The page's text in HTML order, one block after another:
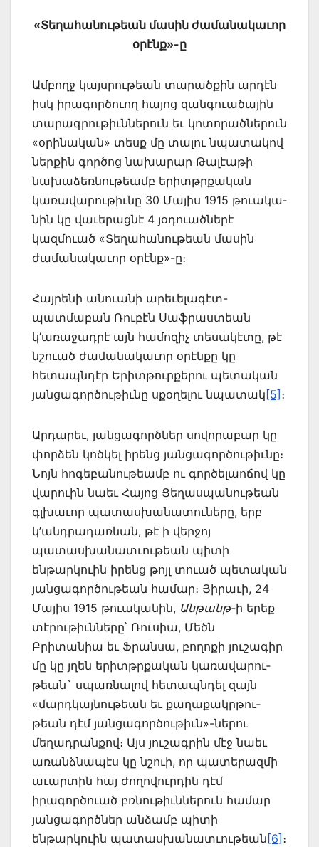
«Տեղահանութեան մասին ժամանակա­ւոր
օրէնք»-ը
Ամբողջ կայսրութեան տա­րածքին արդէն
իսկ իրագործուող հայոց զանգուածային
տարագրութիւններուն եւ կո­տորածներուն
«օրի­նա­կան» տեսք մը տալու նպատակով
ներքին գործոց նախարար Թա­լէաթի
նախաձեռ­նու­թեամբ երիտթրքական
կառավա­րութիւնը 30 Մայիս 1915 թուակա­
նին կը վաւե­րացնէ 4 յօդուածներէ
կազմուած «Տեղա­հանութեան մասին
ժամանակա­ւոր օրէնք»-ը։
Հայրենի անուանի արեւելագէտ-
պատմաբան Ռուբէն Սաֆրաստեան
կ’առաջադրէ այն համոզիչ տեսակէտը, թէ
նշուած ժամանակաւոր օրէնքը կը
հետապնդէր Երիտթուրքե­րու պետական
յանցագործութիւնը սքօղելու նպատակ [5] ։
Արդարեւ, յանցագործներ սովորաբար կը
փորձեն կոծկել իրենց յանցագործութիւնը։
Նոյն հոգեբա­նութեամբ ու գործելաոճով կը
վարուին նաեւ Հայոց Ցեղասպանութեան
գլխաւոր պա­տասխանատուները, երբ
կ’անդրադառնան, թէ ի վերջոյ
պատասխանա­տւութեան պիտի
ենթարկուին իրենց թոյլ տուած պետական
յանցագործութեան հա­մար։ Յիրաւի, 24
Մայիս 1915 թուականին, Անթանթ-ի երեք
տէրութիւնները՝ Ռուսիա, Մեծն
Բրիտանիա եւ Ֆրանսա, բողոքի յուշագիր
մը կը յղեն երիտթրքական կառավա­րու­
թեան` սպառնալով հետապնդել զայն
«մարդկայնու­թեան եւ քաղաքակրթու­
թեան դէմ յանցագործութիւն»-ներու
մեղադրանքով։ Այս յուշագրին մէջ նաեւ
առանձնապէս կը նշուի, որ պատերազմի
աւարտին հայ ժողովուրդին դէմ
իրագործուած բռնութիւն­ներուն համար
յանցագործներ անձամբ պիտի
ենթարկուին պատասխանատւութեան [6] ։